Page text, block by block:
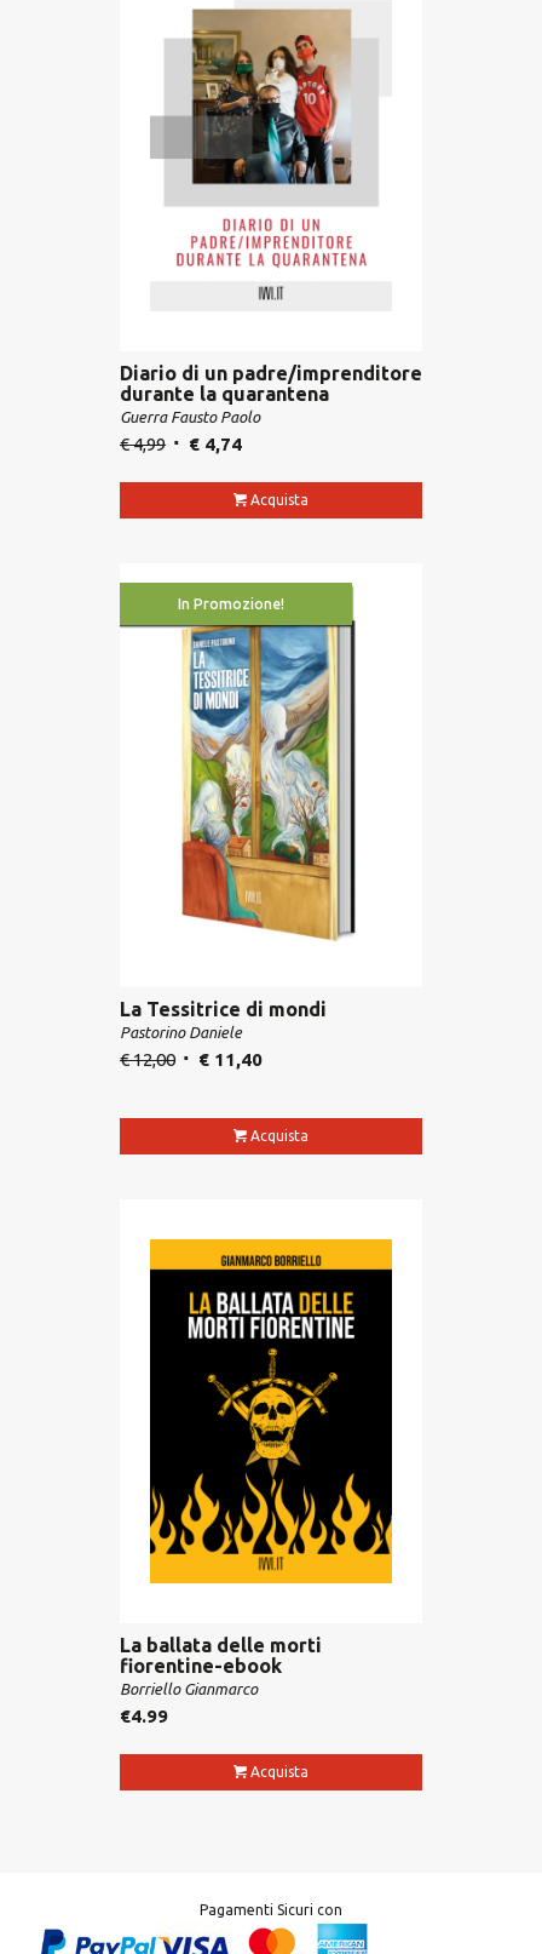
Diario di un padre/imprenditore
durante la quarantena
Guerra Fausto Paolo
€4,99 €4,74
Acquista
In Promozione!
La Tessitrice di mondi
Pastorino Daniele
€12,00 €11,40
Acquista
La ballata delle morti
fiorentine-ebook
Borriello Gianmarco
€4.99
Acquista
Pagamenti Sicuri con